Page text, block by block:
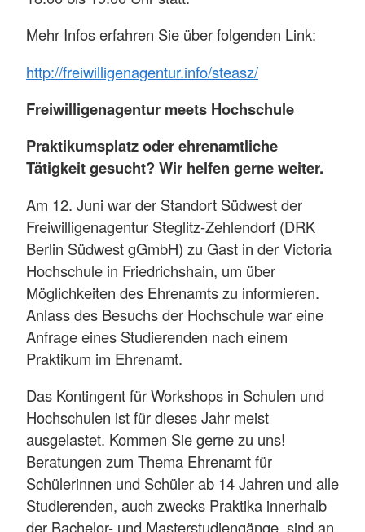
Mehr Infos erfahren Sie über folgenden Link:
http://freiwilligenagentur.info/steasz/
Freiwilligenagentur meets Hochschule
Praktikumsplatz oder ehrenamtliche
Tätigkeit gesucht? Wir helfen gerne weiter.
Am 12. Juni war der Standort Südwest der
Freiwilligenagentur Steglitz-Zehlendorf (DRK
Berlin Südwest gGmbH) zu Gast in der Victoria
Hochschule in Friedrichshain, um über
Möglichkeiten des Ehrenamts zu informieren.
Anlass des Besuchs der Hochschule war eine
Anfrage eines Studierenden nach einem
Praktikum im Ehrenamt.
Das Kontingent für Workshops in Schulen und
Hochschulen ist für dieses Jahr meist
ausgelastet. Kommen Sie gerne zu uns!
Beratungen zum Thema Ehrenamt für
Schülerinnen und Schüler ab 14 Jahren und alle
Studierenden, auch zwecks Praktika innerhalb
der Bachelor- und Masterstudiengänge, sind an